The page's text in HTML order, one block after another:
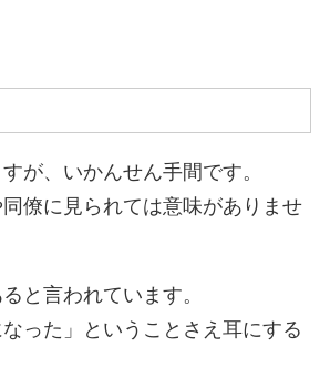
が、いかんせん手間です。
僚に見られては意味がありませ
と言われています。
った」ということさえ耳にする